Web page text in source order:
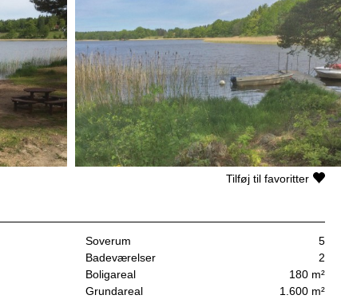
Soverum
5
Badeværelser
2
Boligareal
180 m²
Grundareal
1.600 m²
Tilføj til favoritter